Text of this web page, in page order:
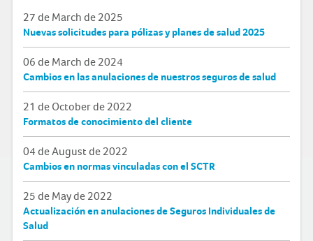
27 de March de 2025
Nuevas solicitudes para pólizas y planes de salud 2025
06 de March de 2024
Cambios en las anulaciones de nuestros seguros de salud
21 de October de 2022
Formatos de conocimiento del cliente
04 de August de 2022
Cambios en normas vinculadas con el SCTR
25 de May de 2022
Actualización en anulaciones de Seguros Individuales de
Salud